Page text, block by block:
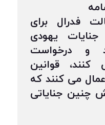
فدرال برای
یهودی
و درخواست
قوانین
می کنند که
چنین جنایاتی